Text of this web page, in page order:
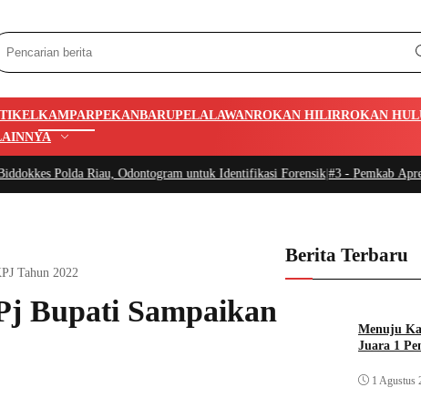
KAMPARPEKANBARUPELALAWANROKAN HILIRROKAN
Riau, Odontogram untuk Identifikasi Forensik|#3 -Pemkab Apresiasi
Tahun 2022
Bupati Sampaikan
Berita Terbaru
Menuju
Juara 1
1 Agustus